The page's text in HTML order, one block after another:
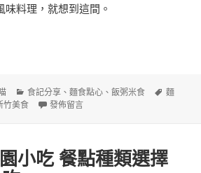
料理，就想到這間。
發食事坊 日式風味中華料理
分
類
食記分享 、麵食點心 、飯粥米食
標
麵
竹美食 在〈[新竹]金順發食事坊 日式風味中華
發佈留言
小吃 餐點種類選擇